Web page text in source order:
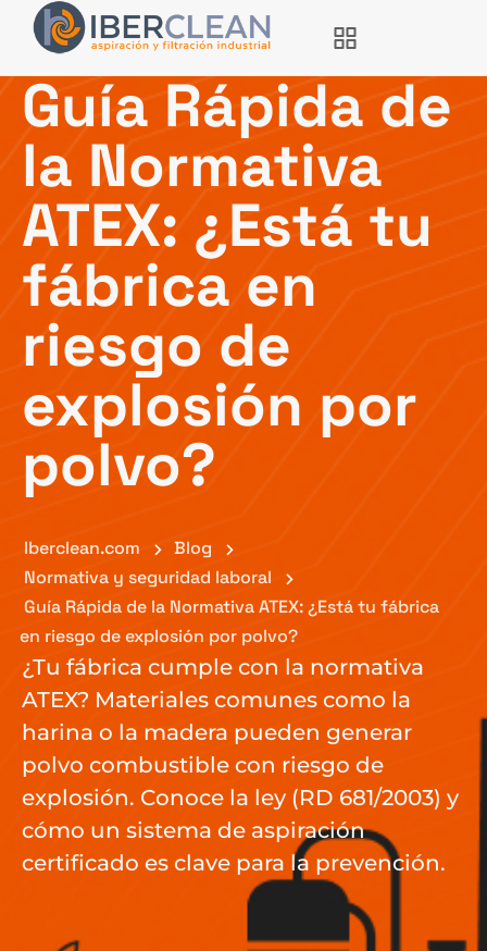
Guía Rápida de
la Normativa
ATEX: ¿Está tu
fábrica en
riesgo de
explosión por
polvo?
Iberclean.com
Blog
Normativa y seguridad laboral
Guía Rápida de la Normativa ATEX: ¿Está tu fábrica
en riesgo de explosión por polvo?
¿Tu fábrica cumple con la normativa
ATEX? Materiales comunes como la
harina o la madera pueden generar
polvo combustible con riesgo de
explosión. Conoce la ley (RD 681/2003) y
cómo un sistema de aspiración
certificado es clave para la prevención.